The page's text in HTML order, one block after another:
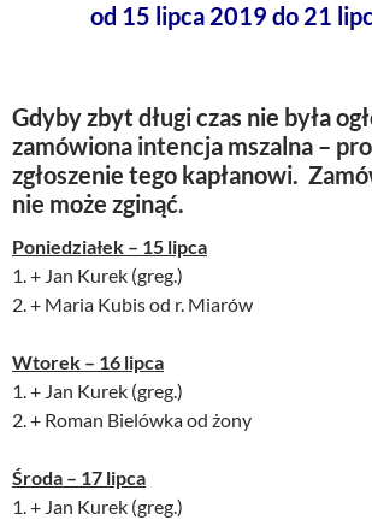
od 15 lipca 2019 do 21
Gdyby zbyt długi czas nie była
zamówiona intencja mszalna –
zgłoszenie tego kapłanowi.
nie może zginąć.
Poniedziałek – 15 lipca
1. + Jan Kurek (greg.)
2. + Maria Kubis od r. Miarów
Wtorek – 16 lipca
1. + Jan Kurek (greg.)
2. + Roman Bielówka od żony
Środa – 17 lipca
1. + Jan Kurek (greg.)